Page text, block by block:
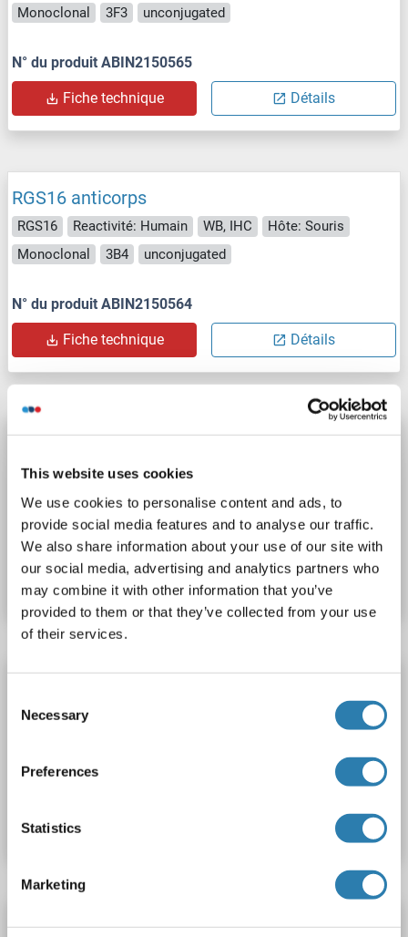
This website uses cookies
We use cookies to personalise content and ads, to
provide social media features and to analyse our traffic.
We also share information about your use of our site with
our social media, advertising and analytics partners who
may combine it with other information that you’ve
provided to them or that they’ve collected from your use
of their services.
Selection
Necessary
Preferences
Statistics
Marketing
Monoclonal
3F3 unconjugated
N° du produit ABIN2150565
Fiche technique Détails
RGS16 anticorps
RGS16 Reactivité: Humain WB, IHC
Hôte: Souris
Monoclonal
3B4 unconjugated
N° du produit ABIN2150564
Fiche technique Détails
RGS16 anticorps (AA 23-53)
RGS16 Reactivité: Humain
Polyclonal
unconjugated
N° du produit ABIN2578965
Fiche technique Détails
RGS16 anticorps (Tyr168)
RGS16 Reactivité: Humain
Hôte: Lapin
Fiche technique
RGS16 anticorps (pTyr168)